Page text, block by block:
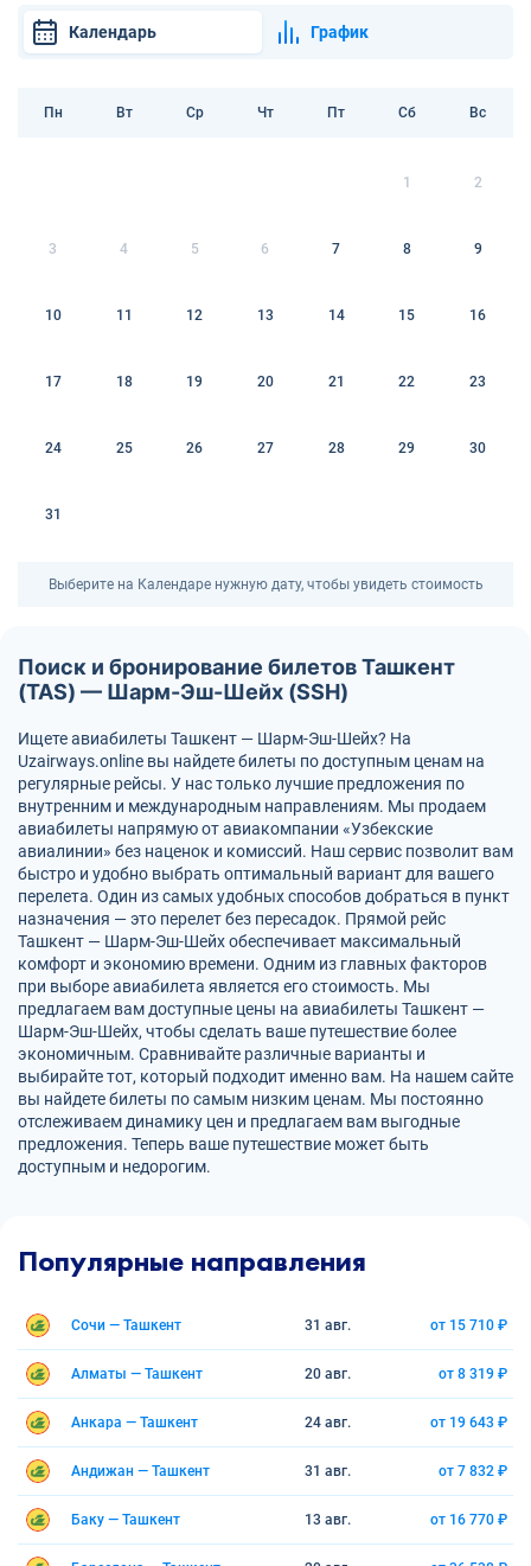
Календарь График
Пн Вт Ср Чт Пт Сб Вс
1 2
3 4 5 6 7 8 9
10 11 12 13 14 15 16
17 18 19 20 21 22 23
24 25 26 27 28 29 30
31
Выберите на Календаре нужную дату, чтобы увидеть стоимость
Поиск и бронирование билетов Ташкент
(TAS) — Шарм-Эш-Шейх (SSH)
Ищете авиабилеты Ташкент — Шарм-Эш-Шейх? На
Uzairways.online вы найдете билеты по доступным ценам на
регулярные рейсы. У нас только лучшие предложения по
внутренним и международным направлениям. Мы продаем
авиабилеты напрямую от авиакомпании «Узбекские
авиалинии» без наценок и комиссий. Наш сервис позволит вам
быстро и удобно выбрать оптимальный вариант для вашего
перелета. Один из самых удобных способов добраться в пункт
назначения — это перелет без пересадок. Прямой рейс
Ташкент — Шарм-Эш-Шейх обеспечивает максимальный
комфорт и экономию времени. Одним из главных факторов
при выборе авиабилета является его стоимость. Мы
предлагаем вам доступные цены на авиабилеты Ташкент —
Шарм-Эш-Шейх, чтобы сделать ваше путешествие более
экономичным. Сравнивайте различные варианты и
выбирайте тот, который подходит именно вам. На нашем сайте
вы найдете билеты по самым низким ценам. Мы постоянно
отслеживаем динамику цен и предлагаем вам выгодные
предложения. Теперь ваше путешествие может быть
доступным и недорогим.
Популярные направления
Сочи — Ташкент 31 авг. от 15 710 ₽
Алматы — Ташкент 20 авг. от 8 319 ₽
Анкара — Ташкент 24 авг. от 19 643 ₽
Андижан — Ташкент 31 авг. от 7 832 ₽
Баку — Ташкент 13 авг. от 16 770 ₽